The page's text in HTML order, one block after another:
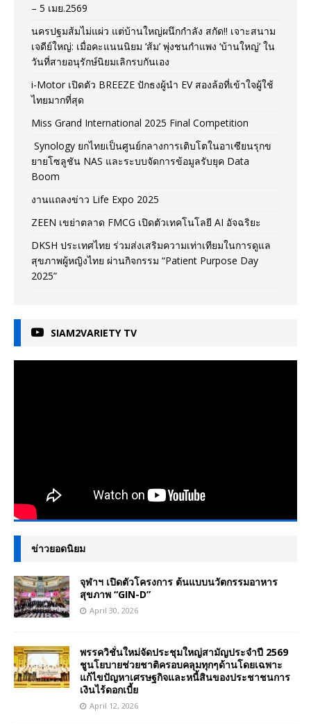
– 5 เมย.2569
นครปฐมส้มไม่แผ่ว แต่บ้านใหญ่ผนึกกำลัง สกัด!! เจาะสนาม
เจดีย์ใหญ่: เมื่อคะแนนนิยม ‘ส้ม’ พุ่งชนกำแพง ‘บ้านใหญ่’ ใน
วันที่สายอนุรักษ์นิยมเลิกรบกันเอง
i-Motor เปิดตัว BREEZE ปักธงผู้นำ EV สองล้อที่เข้าใจผู้ใช้
ไทยมากที่สุด
Miss Grand International 2025 Final Competition
Synology ยกไทยเป็นศูนย์กลางการเติบโตในอาเซียนรุกข
ยายโซลูชัน NAS และระบบจัดการข้อมูลรับยุค Data
Boom
งานแถลงข่าว Life Expo 2025
ZEEN เขย่าตลาด FMCG เปิดตัวเทคโนโลยี AI อัจฉริยะ
DKSH ประเทศไทย ร่วมส่งเสริมความเท่าเทียมในการดูแล
สุขภาพผู้หญิงไทย ผ่านกิจกรรม “Patient Purpose Day
2025”
SIAM2VARIETY TV
ข่าวยอดนิยม
จุฬาฯ เปิดตัวโครงการ ต้นแบบนวัตกรรมอาหาร
สุขภาพ “GIN-D”
April 30, 2026
พรรควิชั่นใหม่จัดประชุมใหญ่สามัญประจำปี 2569
ชูนโยบายช่วยชาติครอบคลุมทุกๆด้านโดยเฉพาะ
แก้ไขปัญหาเศรษฐกิจและหนี้สินของประชาชนการ
เงินไร้ดอกเบี้ย
April 12, 2026